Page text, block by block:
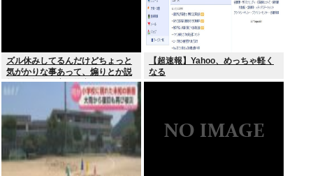
ズル休みしてるんだけどちょっと
気がかりな事あって、煽りとか説
教とか抜きに客観的意見くれる人
だけきてくれ
【超速報】Yahoo、めっちゃ軽く
なる